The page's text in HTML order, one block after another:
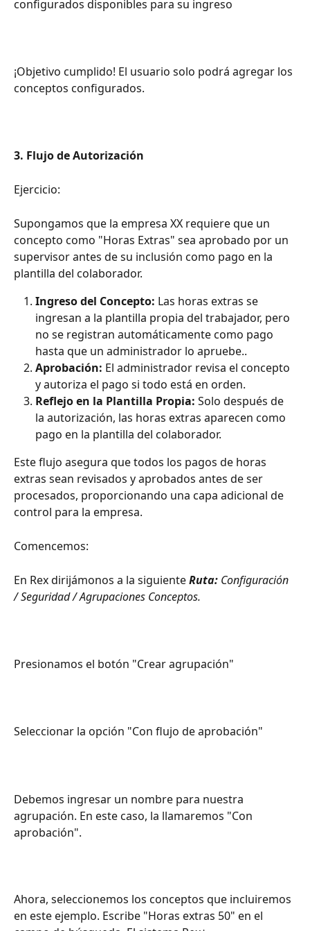
configurados disponibles para su ingreso
¡Objetivo cumplido! El usuario solo podrá agregar los
conceptos configurados.
3. Flujo de Autorización
Ejercicio:
Supongamos que la empresa XX requiere que un
concepto como "Horas Extras" sea aprobado por un
supervisor antes de su inclusión como pago en la
plantilla del colaborador.
Ingreso del Concepto: Las horas extras se
ingresan a la plantilla propia del trabajador, pero
no se registran automáticamente como pago
hasta que un administrador lo apruebe..
Aprobación: El administrador revisa el concepto
y autoriza el pago si todo está en orden.
Reflejo en la Plantilla Propia: Solo después de
la autorización, las horas extras aparecen como
pago en la plantilla del colaborador.
Este flujo asegura que todos los pagos de horas
extras sean revisados y aprobados antes de ser
procesados, proporcionando una capa adicional de
control para la empresa.
Comencemos:
En Rex dirijámonos a la siguiente Ruta: Configuración
/ Seguridad / Agrupaciones Conceptos.
Presionamos el botón "Crear agrupación"
Seleccionar la opción "Con flujo de aprobación"
Debemos ingresar un nombre para nuestra
agrupación. En este caso, la llamaremos "Con
aprobación".
Ahora, seleccionemos los conceptos que incluiremos
en este ejemplo. Escribe "Horas extras 50" en el